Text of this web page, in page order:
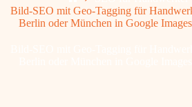
Bild-SEO mit Geo-Tagging für
Berlin oder München in Google